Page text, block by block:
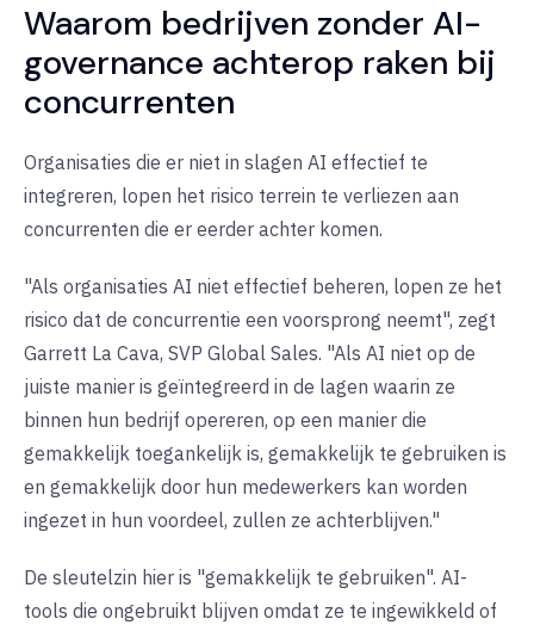
Waarom bedrijven zonder AI-
governance achterop raken bij
concurrenten
Organisaties die er niet in slagen AI effectief te
integreren, lopen het risico terrein te verliezen aan
concurrenten die er eerder achter komen.
"Als organisaties AI niet effectief beheren, lopen ze het
risico dat de concurrentie een voorsprong neemt", zegt
Garrett La Cava, SVP Global Sales. "Als AI niet op de
juiste manier is geïntegreerd in de lagen waarin ze
binnen hun bedrijf opereren, op een manier die
gemakkelijk toegankelijk is, gemakkelijk te gebruiken is
en gemakkelijk door hun medewerkers kan worden
ingezet in hun voordeel, zullen ze achterblijven."
De sleutelzin hier is "gemakkelijk te gebruiken". AI-
tools die ongebruikt blijven omdat ze te ingewikkeld of